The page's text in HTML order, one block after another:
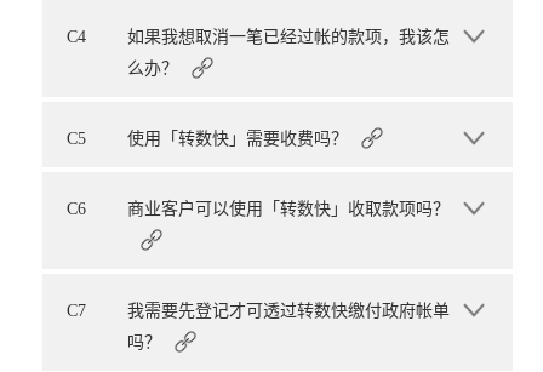
C4
如果我想取消一笔已经过帐的款项，我该怎
么办？
C5 使用「转数快」需要收费吗？
C6 商业客户可以使用「转数快」收取款项吗？
C7
我需要先登记才可透过转数快缴付政府帐单
吗？